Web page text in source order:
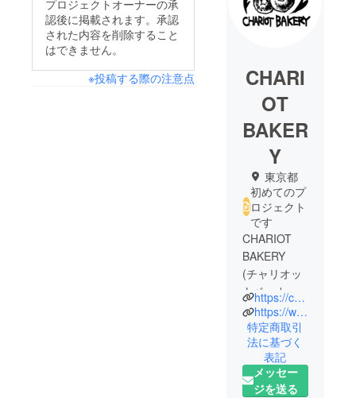
プロジェクトオーナーの承
認後に掲載されます。承認
された内容を削除すること
はできません。
※投稿する際の注意点
CHARI
OT
BAKER
Y
東京都
初めてのプ
ロジェクト
です
CHARIOT
BAKERY
(チャリオッ
トベーカ
リー)
https://chariot24.base.shop/
https://www.instagram.com/chariot_bakery?igsh=ejRwbnJjendnNHNy&utm_source=qr
特定商取引
法に基づく
表記
メッセー
ジを送る